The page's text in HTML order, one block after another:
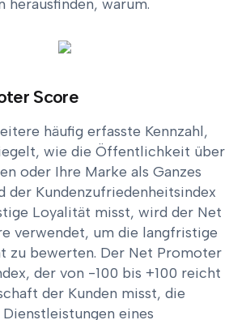
herausfinden, warum.
Score
häufig erfasste Kennzahl,
wie die Öffentlichkeit über
oder Ihre Marke als Ganzes
der Kundenzufriedenheitsindex
Loyalität misst, wird der Net
verwendet, um die langfristige
zu bewerten. Der Net Promoter
der von -100 bis +100 reicht
der Kunden misst, die
eines